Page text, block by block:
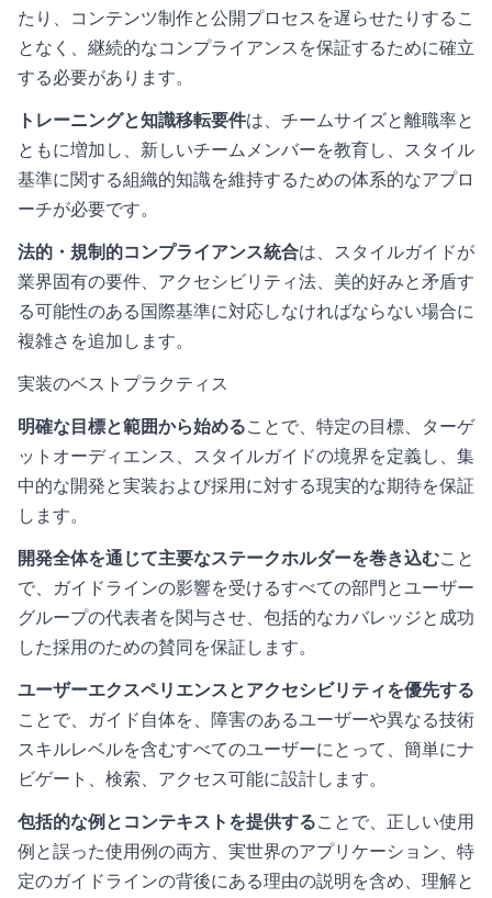
たり、コンテンツ制作と公開プロセスを遅らせたりするこ
となく、継続的なコンプライアンスを保証するために確立
する必要があります。
トレーニングと知識移転要件は、チームサイズと離職率と
ともに増加し、新しいチームメンバーを教育し、スタイル
基準に関する組織的知識を維持するための体系的なアプロ
ーチが必要です。
法的・規制的コンプライアンス統合は、スタイルガイドが
業界固有の要件、アクセシビリティ法、美的好みと矛盾す
る可能性のある国際基準に対応しなければならない場合に
複雑さを追加します。
実装のベストプラクティス
明確な目標と範囲から始めることで、特定の目標、ターゲ
ットオーディエンス、スタイルガイドの境界を定義し、集
中的な開発と実装および採用に対する現実的な期待を保証
します。
開発全体を通じて主要なステークホルダーを巻き込むこと
で、ガイドラインの影響を受けるすべての部門とユーザー
グループの代表者を関与させ、包括的なカバレッジと成功
した採用のための賛同を保証します。
ユーザーエクスペリエンスとアクセシビリティを優先する
ことで、ガイド自体を、障害のあるユーザーや異なる技術
スキルレベルを含むすべてのユーザーにとって、簡単にナ
ビゲート、検索、アクセス可能に設計します。
包括的な例とコンテキストを提供することで、正しい使用
例と誤った使用例の両方、実世界のアプリケーション、特
定のガイドラインの背後にある理由の説明を含め、理解と